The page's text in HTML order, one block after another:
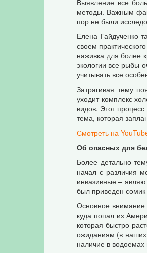
Выявление все
методы. Важным
пор не были
Елена Гайдученко
своем
наживка для более
экологии все рыбы
учитывать все
Затрагивая тему
уходит комплекс
видов. Этот
тема, которая
Смотреть на
Об опасных для
Более детально
начал с различия
инвазивные –
был приведен сомик
Основное
куда попал из
которая быстро
ожиданиям (в
наличие в водоемах